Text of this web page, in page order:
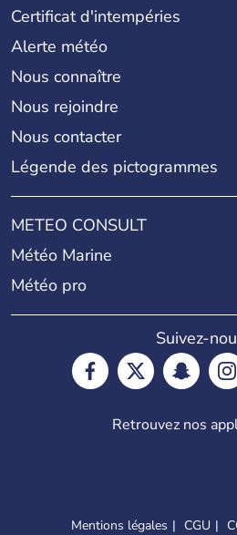
Certificat d'intempéries
Alerte météo
Nous connaître
Nous rejoindre
Nous contacter
Légende des pictogrammes
METEO CONSULT
Météo Marine
Météo pro
Suivez-
Retrouvez nos
Mentions légales CGU